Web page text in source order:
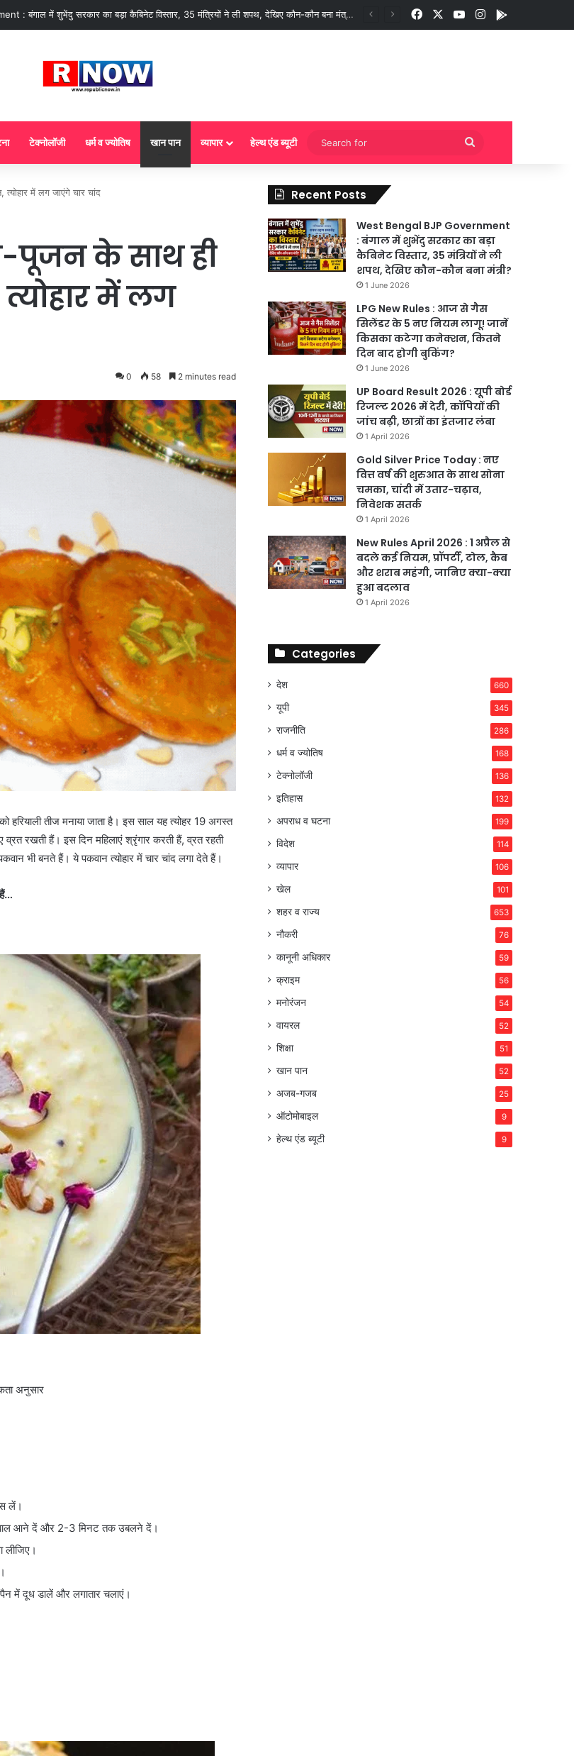
के 5 नए नियम लागू! जानें किसका कटेगा कनेक्शन, कितने दिन बाद होगी बुकिंग? FacebookYouTubeInstagram
टेक्नोलॉजी धर्म व ज्योतिष खान पान व्यापार हेल्थ एंड ब्यूटी
Search
for
में लग जाएंगे चार चांद
पूजन के साथ ही
में लग
0 58 2 minutes read
तीज मनाया जाता है। इस साल यह त्योहर 19 अगस्त
रखती हैं। इस दिन महिलाएं श्रृंगार करती हैं, व्रत रहती
भी बनते हैं। ये पकवान त्योहार में चार चांद लगा देते हैं।
अनुसार
लें।
आने दें और 2-3 मिनट तक उबलने दें।
में दूध डालें और लगातार चलाएं।
Recent Posts
West Bengal BJP Government
: बंगाल में शुभेंदु सरकार का बड़ा
कैबिनेट विस्तार, 35 मंत्रियों ने ली
शपथ, देखिए कौन-कौन बना मंत्री?
1 June 2026
LPG New Rules : आज से गैस
सिलेंडर के 5 नए नियम लागू! जानें
किसका कटेगा कनेक्शन, कितने
दिन बाद होगी बुकिंग?
1 June 2026
UP Board Result 2026 : यूपी बोर्ड
रिजल्ट 2026 में देरी, कॉपियों की
जांच बढ़ी, छात्रों का इंतजार लंबा
1 April 2026
Gold Silver Price Today : नए
वित्त वर्ष की शुरुआत के साथ सोना
चमका, चांदी में उतार-चढ़ाव,
निवेशक सतर्क
1 April 2026
New Rules April 2026 : 1 अप्रैल से
बदले कई नियम, प्रॉपर्टी, टोल, कैब
और शराब महंगी, जानिए क्या-क्या
हुआ बदलाव
1 April 2026
Categories
देश 660
यूपी 345
राजनीति 286
धर्म व ज्योतिष 168
टेक्नोलॉजी 136
इतिहास 132
अपराध व घटना 199
विदेश 114
व्यापार 106
खेल 101
शहर व राज्य 653
नौकरी 76
कानूनी अधिकार 59
क्राइम 56
मनोरंजन 54
वायरल 52
शिक्षा 51
खान पान 52
अजब-गजब 25
ऑटोमोबाइल 9
हेल्थ एंड ब्यूटी 9